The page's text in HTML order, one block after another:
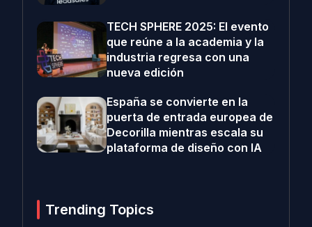
TECH SPHERE 2025: El evento
que reúne a la academia y la
industria regresa con una
nueva edición
España se convierte en la
puerta de entrada europea de
Decorilla mientras escala su
plataforma de diseño con IA
Trending Topics